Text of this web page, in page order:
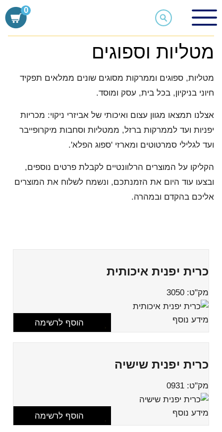
to
0
ציוד משקי
מטליות וספוגים
מטליות, ספוגים וממרקות מסוגים שונים ממלאים תפקיד
חיוני בניקיון, בכל בית, עסק ומוסד.
אצלנו תמצאו מגוון עצום ואיכותי של אביזרי ניקוי: מכריות
יפניות ועד לממרקות ברזל, ממטליות וסחבות מיקרופייבר
ועד לגלילי סמרטוטים ומארזי 'ספוג הפלא'.
הקליקו על המוצרים הרלוונטיים לקבלת פרטים נוספים,
ובצעו עוד היום את הזמנתכם, ונשמח לשלוח את המוצרים
אליכם בהקדם ובמהרה.
כרית יפנית איכותית
מק"ט: 3050
מידע נוסף הוסף לרשימה
כרית יפנית שישיה
מק"ט: 0931
מידע נוסף הוסף לרשימה